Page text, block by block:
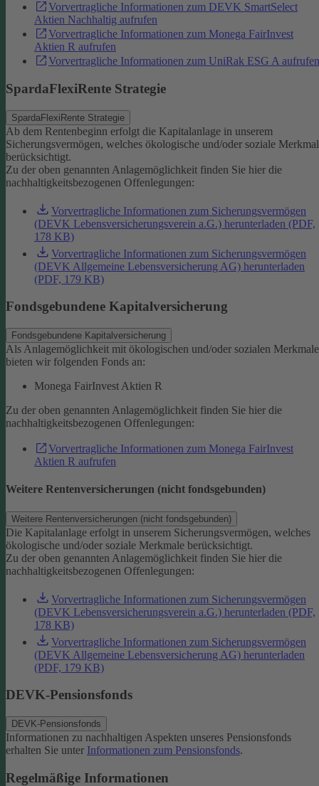
Vorvertragliche Informationen zum DEVK SmartSelect
Aktien Nachhaltig aufrufen
Vorvertragliche Informationen zum Monega FairInvest
Aktien R aufrufen
Vorvertragliche Informationen zum UniRak ESG A aufrufen
SpardaFlexiRente Strategie
SpardaFlexiRente Strategie
Ab dem Rentenbeginn erfolgt die Kapitalanlage in unserem
Sicherungsvermögen, welches ökologische und/oder soziale
berücksichtigt.
Zu der oben genannten Anlagemöglichkeit finden Sie hier die
nachhaltigkeitsbezogenen Offenlegungen:
Vorvertragliche Informationen zum Sicherungsvermögen
(DEVK Lebensversicherungsverein a.G.) herunterladen (PDF,
178 KB)
Vorvertragliche Informationen zum Sicherungsvermögen
(DEVK Allgemeine Lebensversicherung AG) herunterladen
(PDF, 179 KB)
Fondsgebundene Kapitalversicherung
Fondsgebundene Kapitalversicherung
Als Anlagemöglichkeit mit ökologischen und/oder sozialen
bieten wir folgenden Fonds an:
Monega FairInvest Aktien R
Zu der oben genannten Anlagemöglichkeit finden Sie hier die
nachhaltigkeitsbezogenen Offenlegungen:
Vorvertragliche Informationen zum Monega FairInvest
Aktien R aufrufen
Weitere Rentenversicherungen (nicht fondsgebunden)
Weitere Rentenversicherungen (nicht fondsgebunden)
Die Kapitalanlage erfolgt in unserem Sicherungsvermögen, welches
ökologische und/oder soziale Merkmale berücksichtigt.
Zu der oben genannten Anlagemöglichkeit finden Sie hier die
nachhaltigkeitsbezogenen Offenlegungen:
Vorvertragliche Informationen zum Sicherungsvermögen
(DEVK Lebensversicherungsverein a.G.) herunterladen (PDF,
178 KB)
Vorvertragliche Informationen zum Sicherungsvermögen
(DEVK Allgemeine Lebensversicherung AG) herunterladen
(PDF, 179 KB)
DEVK-Pensionsfonds
DEVK-Pensionsfonds
Informationen zu nachhaltigen Aspekten unseres Pensionsfonds
erhalten Sie unter Informationen zum Pensionsfonds.
Regelmäßige Informationen